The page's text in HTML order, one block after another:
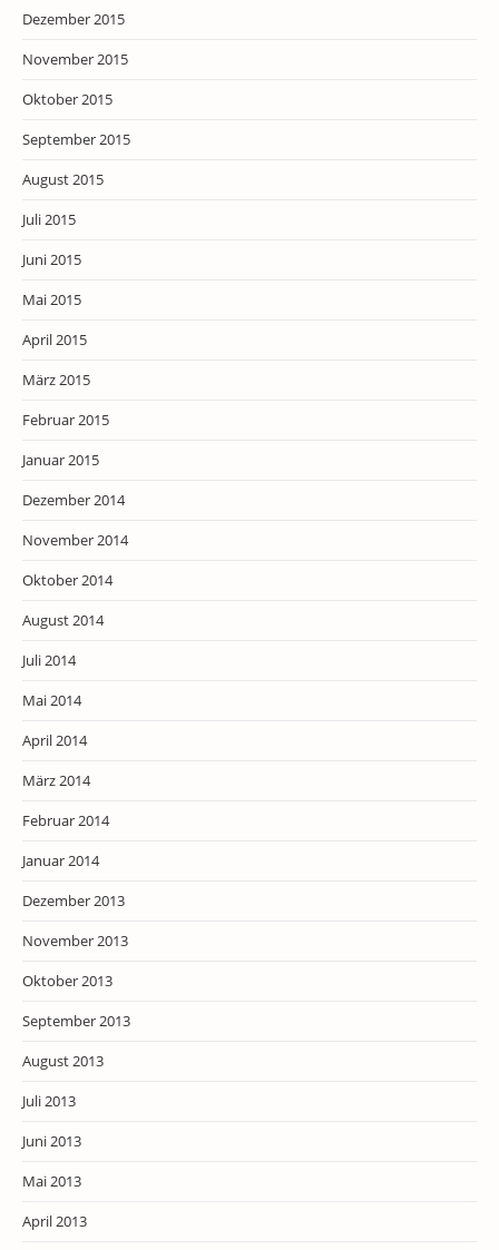
Dezember 2015
November 2015
Oktober 2015
September 2015
August 2015
Juli 2015
Juni 2015
Mai 2015
April 2015
März 2015
Februar 2015
Januar 2015
Dezember 2014
November 2014
Oktober 2014
August 2014
Juli 2014
Mai 2014
April 2014
März 2014
Februar 2014
Januar 2014
Dezember 2013
November 2013
Oktober 2013
September 2013
August 2013
Juli 2013
Juni 2013
Mai 2013
April 2013